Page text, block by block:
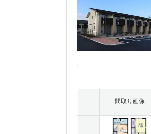
間取り画像